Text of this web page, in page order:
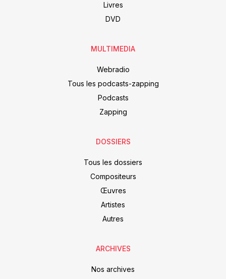
Livres
DVD
MULTIMEDIA
Webradio
Tous les podcasts-zapping
Podcasts
Zapping
DOSSIERS
Tous les dossiers
Compositeurs
Œuvres
Artistes
Autres
ARCHIVES
Nos archives